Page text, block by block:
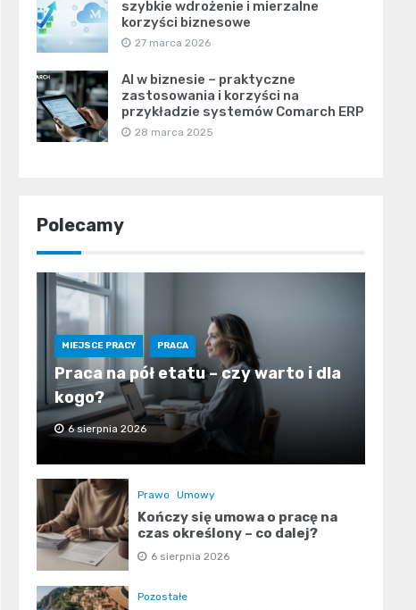
szybkie wdrożenie i mierzalne
korzyści biznesowe
27 marca 2026
AI w biznesie – praktyczne
zastosowania i korzyści na
przykładzie systemów Comarch ERP
28 marca 2025
Polecamy
MIEJSCE PRACY PRACA
Praca na pół etatu – czy warto i dla
kogo?
6 sierpnia 2026
Prawo Umowy
Kończy się umowa o pracę na
czas określony – co dalej?
6 sierpnia 2026
Pozostałe